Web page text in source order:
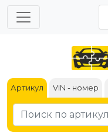
Артикул VIN - номер